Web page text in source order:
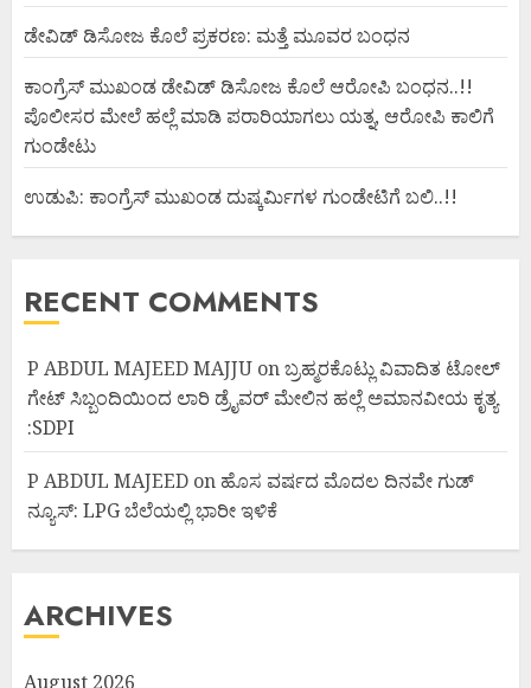
ಡೇವಿಡ್ ಡಿಸೋಜ ಕೊಲೆ ಪ್ರಕರಣ: ಮತ್ತೆ ಮೂವರ ಬಂಧನ
ಕಾಂಗ್ರೆಸ್ ಮುಖಂಡ ಡೇವಿಡ್ ಡಿಸೋಜ ಕೊಲೆ ಆರೋಪಿ ಬಂಧನ..!!
ಪೊಲೀಸರ ಮೇಲೆ ಹಲ್ಲೆ ಮಾಡಿ ಪರಾರಿಯಾಗಲು ಯತ್ನ, ಆರೋಪಿ ಕಾಲಿಗೆ
ಗುಂಡೇಟು
ಉಡುಪಿ: ಕಾಂಗ್ರೆಸ್ ಮುಖಂಡ ದುಷ್ಕರ್ಮಿಗಳ ಗುಂಡೇಟಿಗೆ ಬಲಿ..!!
RECENT COMMENTS
P ABDUL MAJEED MAJJU onಬ್ರಹ್ಮರಕೊಟ್ಲು ವಿವಾದಿತ ಟೋಲ್
ಗೇಟ್ ಸಿಬ್ಬಂದಿಯಿಂದ ಲಾರಿ ಡ್ರೈವರ್ ಮೇಲಿನ ಹಲ್ಲೆ ಅಮಾನವೀಯ ಕೃತ್ಯ
:SDPI
P ABDUL MAJEED on ಹೊಸ ವರ್ಷದ ಮೊದಲ ದಿನವೇ ಗುಡ್
ನ್ಯೂಸ್: LPG ಬೆಲೆಯಲ್ಲಿ ಭಾರೀ ಇಳಿಕೆ
ARCHIVES
August 2026